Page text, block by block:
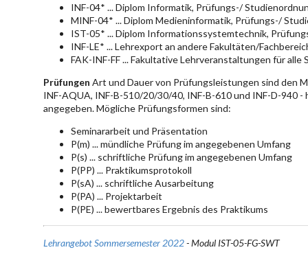
INF-04* ... Diplom Informatik, Prüfungs-/
MINF-04* ... Diplom Medieninformatik, Prüfungs-/
IST-05* ... Diplom Informationssystemtechnik,
INF-LE* ... Lehrexport an andere Fakultäten/
FAK-INF-FF ... Fakultative Lehrveranstaltungen für
Prüfungen Art und Dauer von Prüfungsleistungen sind den
INF-AQUA, INF-B-510/20/30/40, INF-B-610 und INF-D-940
angegeben. Mögliche Prüfungsformen sind:
Seminararbeit und Präsentation
P(m) ... mündliche Prüfung im angegebenen Umfang
P(s) ... schriftliche Prüfung im angegebenen Umfang
P(PP) ... Praktikumsprotokoll
P(sA) ... schriftliche Ausarbeitung
P(PA) ... Projektarbeit
P(PE) ... bewertbares Ergebnis des Praktikums
Lehrangebot Sommersemester 2022- Modul IST-05-FG-SWT